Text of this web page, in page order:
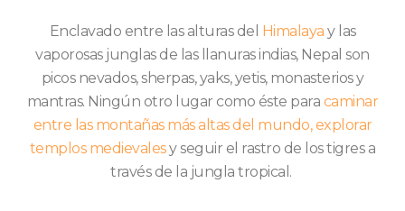
Enclavado entre las alturas del Himalaya y las
vaporosas junglas de las llanuras indias, Nepal son
picos nevados, sherpas, yaks, yetis, monasterios y
mantras. Ningún otro lugar como éste para caminar
entre las montañas más altas del mundo, explorar
templos medievalesy seguir el rastro de los tigres a
través de la jungla tropical.